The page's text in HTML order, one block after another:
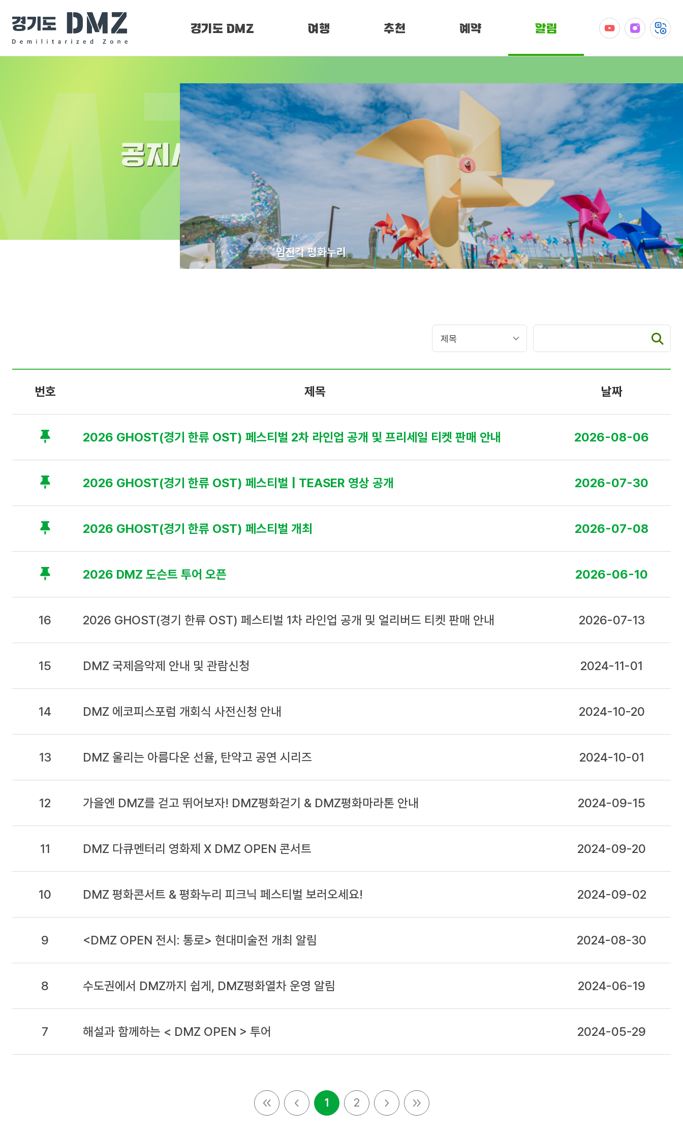
경기도 DMZ
DMZ OPEN 페스티벌
여행
임진각 평화누리
DMZ 평화누리길
추천 예약 알림
이벤트
공지사항
임진각 평화누리
공
목
구
번호 제목 날짜
2026 GHOST(경기 한류 OST) 페스티벌 2차 라인업 공개 및 프리세일 티켓 판매 안내 2026-08-06
2026 GHOST(경기 한류 OST) 페스티벌 | TEASER 영상 공개 2026-07-30
2026 GHOST(경기 한류 OST) 페스티벌 개최 2026-07-08
2026 DMZ 도슨트 투어 오픈 2026-06-10
16 2026 GHOST(경기 한류 OST) 페스티벌 1차 라인업 공개 및 얼리버드 티켓 판매 안내 2026-07-13
15 DMZ 국제음악제 안내 및 관람신청 2024-11-01
14 DMZ 에코피스포럼 개회식 사전신청 안내 2024-10-20
13 DMZ 울리는 아름다운 선율, 탄약고 공연 시리즈 2024-10-01
12 가을엔 DMZ를 걷고 뛰어보자! DMZ평화걷기 & DMZ평화마라톤 안내 2024-09-15
11 DMZ 다큐멘터리 영화제 X DMZ OPEN 콘서트 2024-09-20
10 DMZ 평화콘서트 & 평화누리 피크닉 페스티벌 보러오세요! 2024-09-02
9 <DMZ OPEN 전시: 통로> 현대미술전 개최 알림 2024-08-30
8 수도권에서 DMZ까지 쉽게, DMZ평화열차 운영 알림 2024-06-19
7 해설과 함께하는 < DMZ OPEN > 투어 2024-05-29
1 2